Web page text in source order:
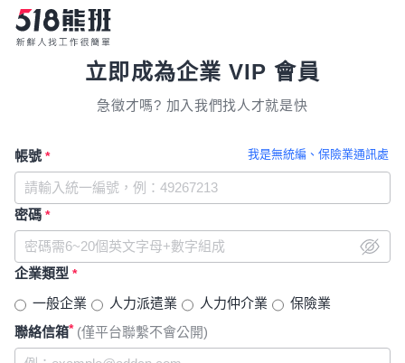
立即成為企業 VIP 會員
急徵才嗎? 加入我們找人才就是快
我是無統編、保險業通訊處
帳號 *
密碼 *
企業類型 *
一般企業 人力派遣業 人力仲介業
保險業
聯絡信箱* (僅平台聯繫不會公開)